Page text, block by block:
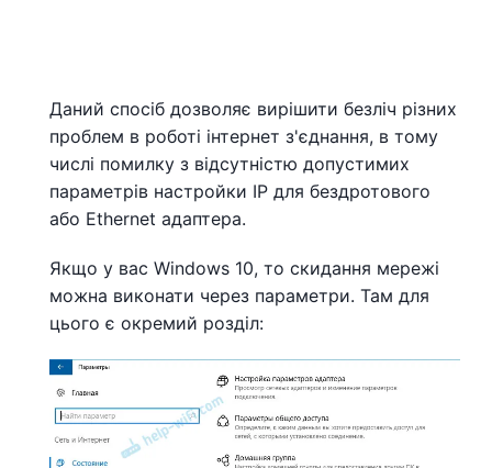
Даний спосіб дозволяє вирішити безліч різних
проблем в роботі інтернет з'єднання, в тому
числі помилку з відсутністю допустимих
параметрів настройки IP для бездротового
або Ethernet адаптера.
Якщо у вас Windows 10, то скидання мережі
можна виконати через параметри. Там для
цього є окремий розділ: